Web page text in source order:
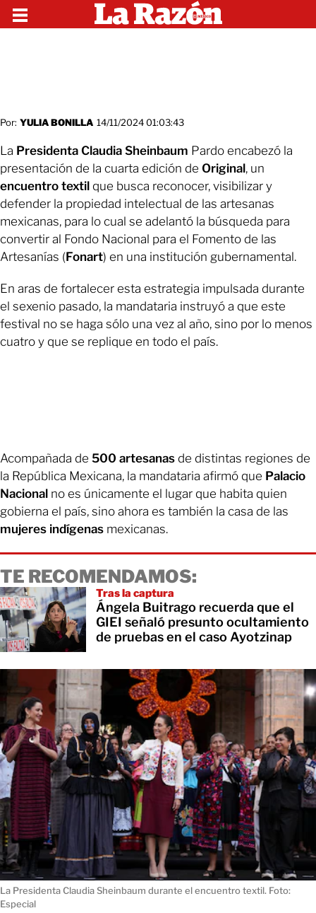
Por: YULIA BONILLA 14/11/2024 01:03:43
La Presidenta Claudia Sheinbaum Pardo encabezó la
presentación de la cuarta edición de Original, un
encuentro textil que busca reconocer, visibilizar y
defender la propiedad intelectual de las artesanas
mexicanas, para lo cual se adelantó la búsqueda para
convertir al Fondo Nacional para el Fomento de las
Artesanías (Fonart) en una institución gubernamental.
En aras de fortalecer esta estrategia impulsada durante
el sexenio pasado, la mandataria instruyó a que este
festival no se haga sólo una vez al año, sino por lo menos
cuatro y que se replique en todo el país.
Acompañada de 500 artesanas de distintas regiones de
la República Mexicana, la mandataria afirmó que Palacio
Nacional no es únicamente el lugar que habita quien
gobierna el país, sino ahora es también la casa de las
mujeres indígenas mexicanas.
TE RECOMENDAMOS:
Tras la captura
Ángela Buitrago recuerda que el
GIEI señaló presunto ocultamiento
de pruebas en el caso Ayotzinap
La Presidenta Claudia Sheinbaum durante el encuentro textil. Foto:
Especial